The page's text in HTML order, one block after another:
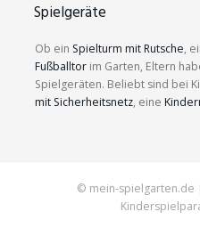
Spielgeräte
Ob ein Spielturm mit Rutsche,
Fußballtor im Garten, Eltern
Spielgeräten. Beliebt sind bei
mit Sicherheitsnetz, eine
© mein-spielgarten.de